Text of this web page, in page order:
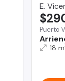
E.
Puerto
18 m